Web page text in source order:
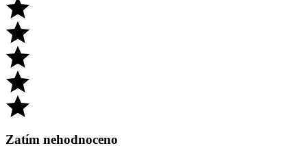
Zatím nehodnoceno